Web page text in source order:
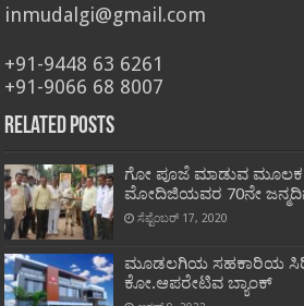
inmudalgi@gmail.com
+91-9448 63 6261
+91-9066 68 8007
Related Posts
ಗೋ ಪೂಜೆ ಮಾಡುವ ಮೂಲಕ
ಮೋದಿಜಿಯವರ 70ನೇ
ಸೆಪ್ಟೆಂಬರ್ 17, 2020
ಮೂಡಲಗಿಯ ಸಹಕಾರಿಯ
ಕೋ.ಆಪರೇಟಿವ ಬ್ಯಾಂಕ್